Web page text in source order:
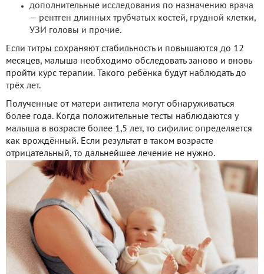
дополнительные исследования по назначению врача
— рентген длинных трубчатых костей, грудной клетки,
УЗИ головы и прочие.
Если титры сохраняют стабильность и повышаются до 12
месяцев, малыша необходимо обследовать заново и вновь
пройти курс терапии. Такого ребёнка будут наблюдать до
трёх лет.
Полученные от матери антитела могут обнаруживаться
более года. Когда положительные тесты наблюдаются у
малыша в возрасте более 1,5 лет, то сифилис определяется
как врождённый. Если результат в таком возрасте
отрицательный, то дальнейшее лечение не нужно.